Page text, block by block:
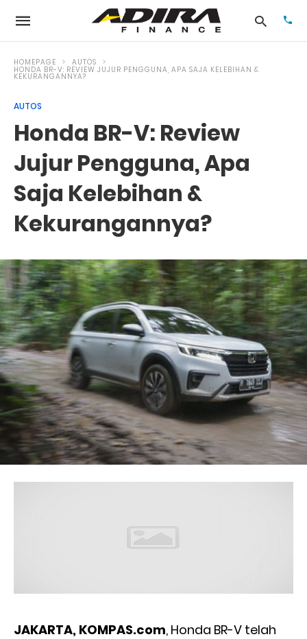
HOMEPAGE AUTOS
HONDA BR-V: REVIEW JUJUR PENGGUNA, APA SAJA KELEBIHAN &
KEKURANGANNYA?
AUTOS
Honda BR-V: Review
Jujur Pengguna, Apa
Saja Kelebihan &
Kekurangannya?
JAKARTA, KOMPAS.com, Honda BR-V telah